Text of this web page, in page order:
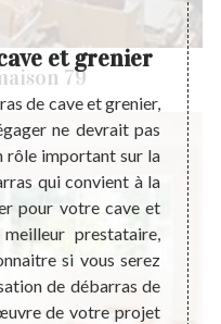
79
et grenier
de cave et grenier,
ne devrait pas
rôle important sur la
qui convient à la
pour votre cave et
prestataire,
si vous serez
de débarras de
de votre projet
Le
du
Mais
les